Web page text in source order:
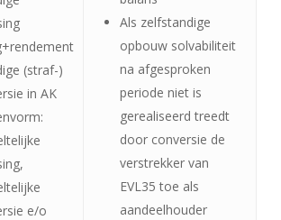
(straf-)
in AK
e/o
Als zelfstandige
opbouw solvabiliteit
na afgesproken
periode niet is
gerealiseerd treedt
door conversie de
verstrekker van
EVL35 toe als
aandeelhouder